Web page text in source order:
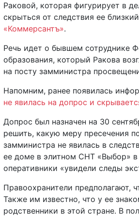
Раковой, которая фигурирует в
скрыться от следствия ее
«Коммерсантъ».
Речь идет о бывшем сотруднике
образования, который Ракова
на посту замминистра
Напомним, ранее появилась
не явилась на допрос и
Допрос был назначен на 30
решить, какую меру пресечения
замминистра не явилась в
ее доме в элитном СНТ «Выбор»
оперативники «увидели следы
Правоохранители предполагают,
Также им известно, что у ее
родственники в этой стране. В